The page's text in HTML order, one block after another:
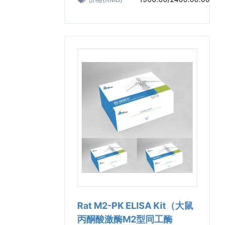
Rat M2-PK ELISA Kit（大鼠
丙酮酸激酶M2型同工酶